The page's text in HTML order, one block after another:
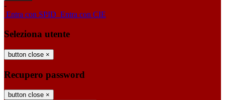
-
Entra con SPID Entra con CIE
Seleziona utente
button close ×
Recupero password
button close ×